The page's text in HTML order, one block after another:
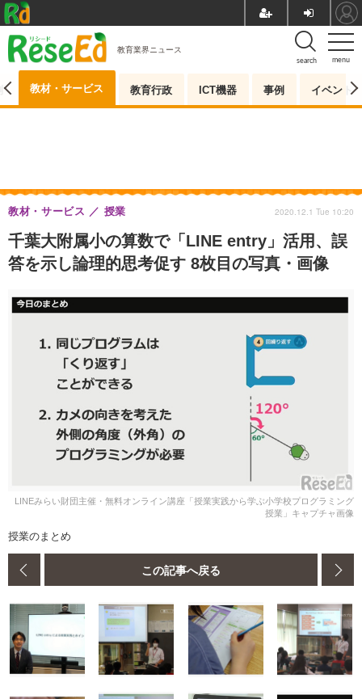
menu
search
教育業界ニュース
教材・サービス 教育行政 ICT機器 事例 イベント
千葉大附属小の算数で「LINE entry」活用、誤
答を示し論理的思考促す 8枚目の写真・画像
教材・サービス 授業 2020.12.1 Tue 10:20
LINEみらい財団主催・無料オンライン講座「授業実践から学ぶ小学校プログラミング
授業」キャプチャ画像
授業のまとめ
この記事へ戻る